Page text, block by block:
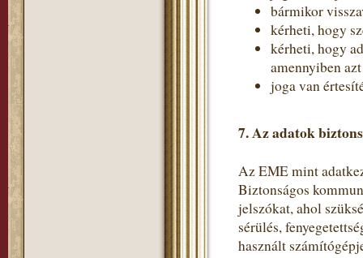
bármikor
kérheti, hogy
kérheti, hogy
amennyiben
joga van
7. Az adatok
Az EME mint
Biztonságos
jelszókat, ahol
sérülés,
használt